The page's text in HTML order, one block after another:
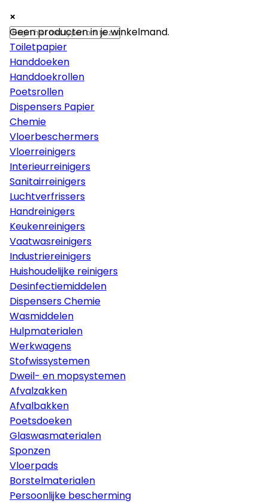
×
Papier
Toiletpapier
Handdoeken
Handdoekrollen
Poetsrollen
Dispensers Papier
Chemie
Vloerbeschermers
Vloerreinigers
Interieurreinigers
Sanitairreinigers
Luchtverfrissers
Handreinigers
Keukenreinigers
Vaatwasreinigers
Industriereinigers
Huishoudelijke reinigers
Desinfectiemiddelen
Dispensers Chemie
Wasmiddelen
Hulpmaterialen
Werkwagens
Stofwissystemen
Dweil- en mopsystemen
Afvalzakken
Afvalbakken
Poetsdoeken
Glaswasmaterialen
Sponzen
Vloerpads
Borstelmaterialen
Persoonlijke bescherming
×
×
Geen producten in je winkelmand.